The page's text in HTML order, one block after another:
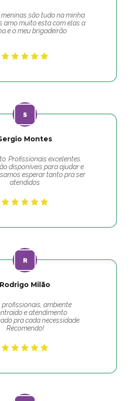
são tudo na minha
amo muito esta com elas a
e o meu brigadeirão
Montes
Profissionais excelentes.
disponíveis para ajudar e
esperar tanto pra ser
atendidos
Rodrigo Milão
profissionais, ambiente
e atendimento
pra cada necessidade.
Recomendo!